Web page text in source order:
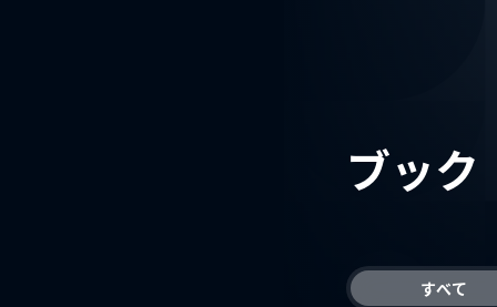
ブック
すべて